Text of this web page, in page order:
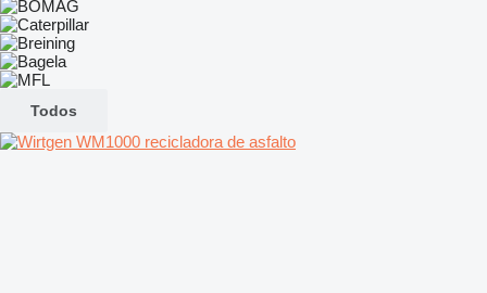
Todos